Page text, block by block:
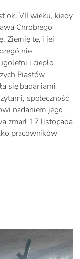
ok. VII wieku, kiedy
Chrobrego
Ziemię tę, i jej
i ciepło
Piastów
się badaniami
społeczność
nadaniem jego
zmarł 17 listopada
pracowników